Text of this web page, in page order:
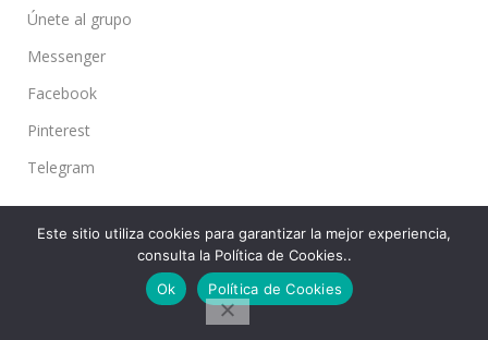
Únete al grupo
Messenger
Facebook
Pinterest
Telegram
2022 Created ByCMS. Premium Blog Solutions.
Este sitio utiliza cookies para garantizar la mejor experiencia,
consulta la Política de Cookies..
Ok
Política de Cookies